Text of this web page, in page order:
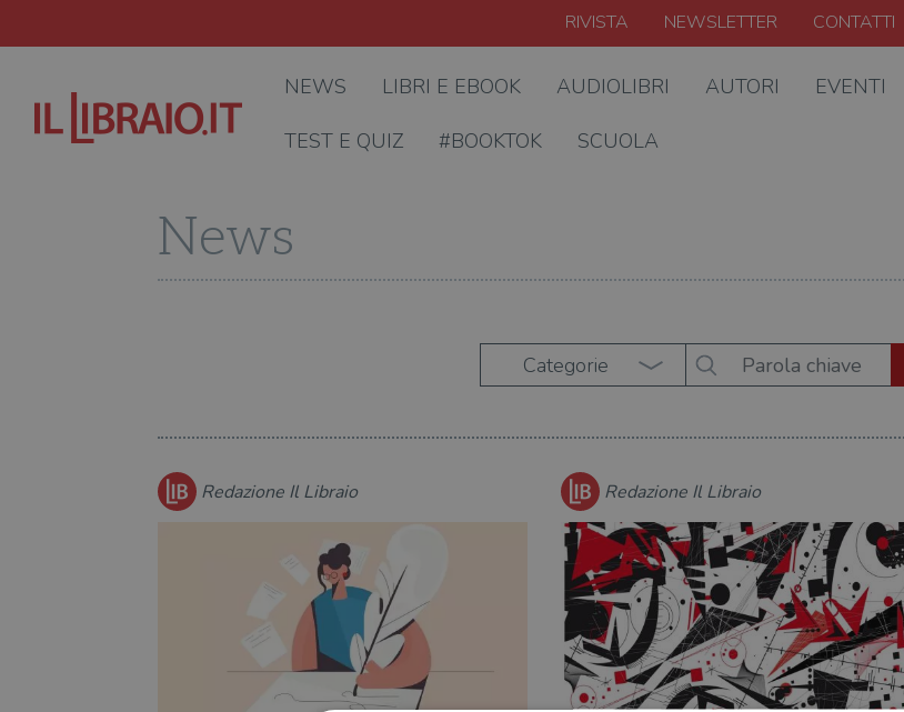
RIVISTA NEWSLETTER CONTATTI
NEWS LIBRI E EBOOK AUDIOLIBRI AUTORI EVENTI
TEST E QUIZ #BOOKTOK SCUOLA
News
Categorie
Redazione Il Libraio Redazione Il Libraio